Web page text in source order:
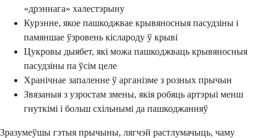
«дрэннага» халестэрыну
Курэнне, якое пашкоджвае крывяносныя пасудзіны і
памяншае ўзровень кіслароду ў крыві
Цукровы дыябет, які можа пашкоджваць крывяносныя
пасудзіны па ўсім целе
Хранічнае запаленне ў арганізме з розных прычын
Звязаныя з узростам змены, якія робяць артэрыі менш
гнуткімі і больш схільнымі да пашкоджанняў
Зразумеўшы гэтыя прычыны, лягчэй растлумачыць, чаму